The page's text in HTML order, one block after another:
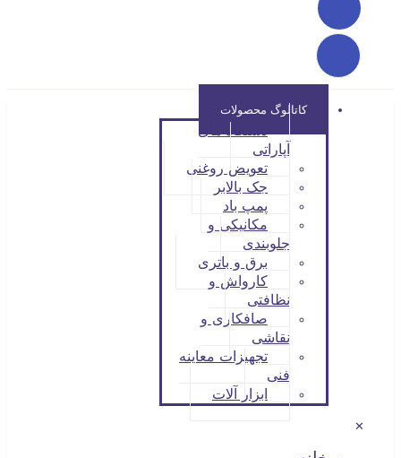
کاتالوگ محصولات
دستگاه های
آپاراتی
تعویض روغنی
جک بالابر
پمپ باد
مکانیکی و
جلوبندی
برق و باتری
کارواش و
نظافتی
صافکاری و
نقاشی
تجهیزات معاینه
فنی
ابزار آلات
✕